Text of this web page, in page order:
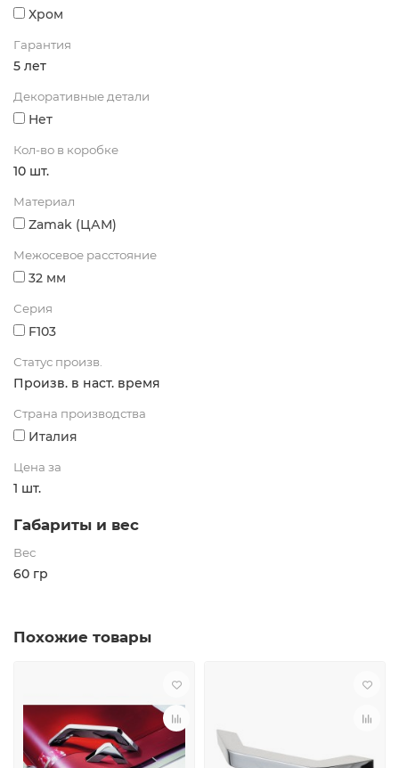
Хром
Гарантия
5 лет
Декоративные детали
Нет
Кол-во в коробке
10 шт.
Материал
Zamak (ЦАМ)
Межосевое расстояние
32 мм
Серия
F103
Статус произв.
Произв. в наст. время
Страна производства
Италия
Цена за
1 шт.
Габариты и вес
Вес
60 гр
Похожие товары